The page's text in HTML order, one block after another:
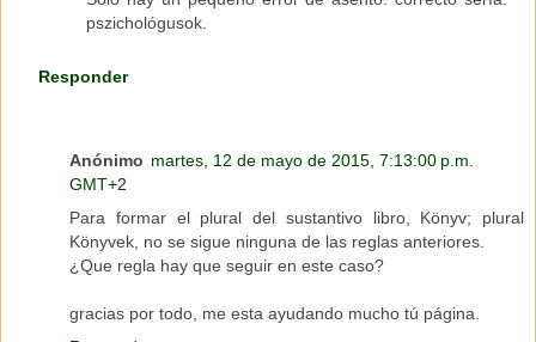
pszichológusok.
Responder
Anónimo martes, 12 de mayo de 2015, 7:13:00 p.m.
GMT+2
Para formar el plural del sustantivo libro, Könyv; plural
Könyvek, no se sigue ninguna de las reglas anteriores.
¿Que regla hay que seguir en este caso?
gracias por todo, me esta ayudando mucho tú página.